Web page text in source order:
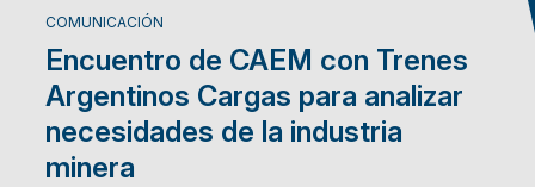
COMUNICACIÓN
Encuentro de CAEM con Trenes
Argentinos Cargas para analizar
necesidades de la industria
minera